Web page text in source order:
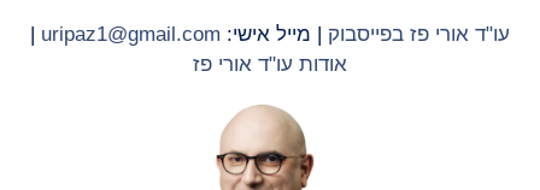
עו"ד אורי פז בפייסבוק | מייל אישי: uripaz1@gmail.com
|
אודות עו"ד אורי פז